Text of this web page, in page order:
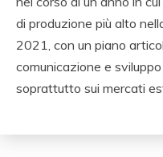
di produzione più alto
2021, con un piano
comunicazione e
soprattutto sui mercati